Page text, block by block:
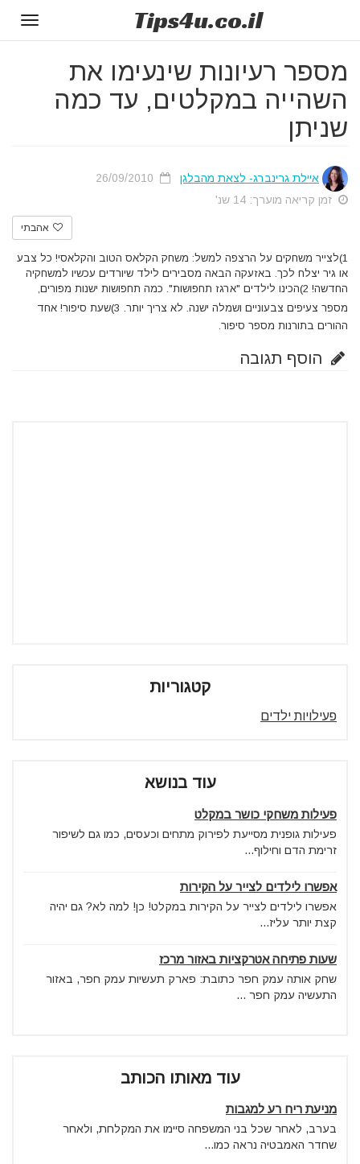
Tips4u.co.il
מספר רעיונות שינעימו את
השהייה במקלטים, עד כמה
שניתן
איילת גרינברג- לצאת מהבלגן
זמן קריאה מוערך: 14 שנ'
אהבתי
1)לצייר משחקים על הרצפה למשל: משחק הקלאס הטוב והקלאסי! כל צבע
או גיר יצלח לכך. באזעקה הבאה מסבירים לילד שיורדים עכשיו למשחקיה
החדשה!
2)הכינו לילדים "ארגז תחפושות". כמה תחפושות ישנות מפורים,
מספר צעיפים צבעוניים ושמלה ישנה. לא צריך יותר.
3)שעת סיפור! אחד
ההורים בתורנות מספר סיפור.
הוסף תגובה
קטגוריות
פעילויות ילדים
עוד בנושא
פעילות משחקי כושר במקלט
פעילות גופנית מסייעת לפירוק מתחים וכעסים, כמו גם לשיפור
זרימת הדם וחילוף...
אפשרו לילדים לצייר על הקירות
אפשרו לילדים לצייר על הקירות במקלט! כן! למה לא? גם יהיה
קצת יותר עליז...
שעות פתיחה אטרקציות באזור מרכז
שחק אותה עמק חפר כתובת: פארק תעשיות עמק חפר, באזור
התעשיה עמק חפר ...
עוד מאותו הכותב
מניעת ריח רע למגבות
בערב, לאחר שכל בני המשפחה סיימו את המקלחת, ולאחר
שחדר האמבטיה נראה כמו...